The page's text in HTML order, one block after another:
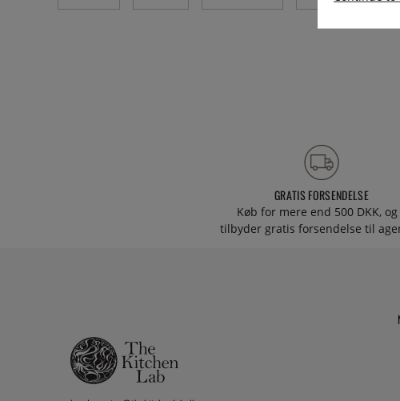
GRATIS FORSENDELSE
Køb for mere end 500 DKK, og
tilbyder gratis forsendelse til